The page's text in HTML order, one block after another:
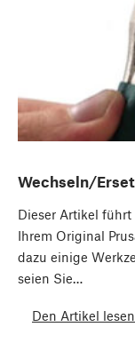
Wechseln/
Dieser Artikel
Ihrem Original
dazu einige
seien Sie…
Den Artikel lesen